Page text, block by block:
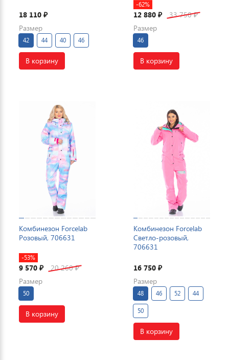
18 110 ₽
Размер
42 44 40 46
В корзину
-62%
12 880 ₽ 33 750₽
Размер
46
В корзину
Комбинезон Forcelab
Розовый, 706631
-53%
9 570 ₽ 20 260₽
Размер
50
В корзину
Комбинезон Forcelab
Светло-розовый,
706631
16 750 ₽
Размер
48 46 52 44
50
В корзину